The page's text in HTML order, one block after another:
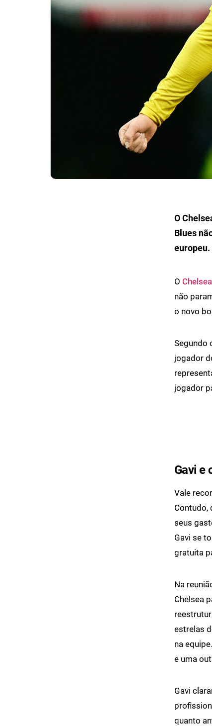
O
Blues
europeu.
O Chelsea
não
o novo
Segundo
jogador
jogador
Gavi e
Vale
Contudo,
seus
Gavi se
gratuita
Na
Chelsea
estrelas
na
e uma
Gavi
quanto